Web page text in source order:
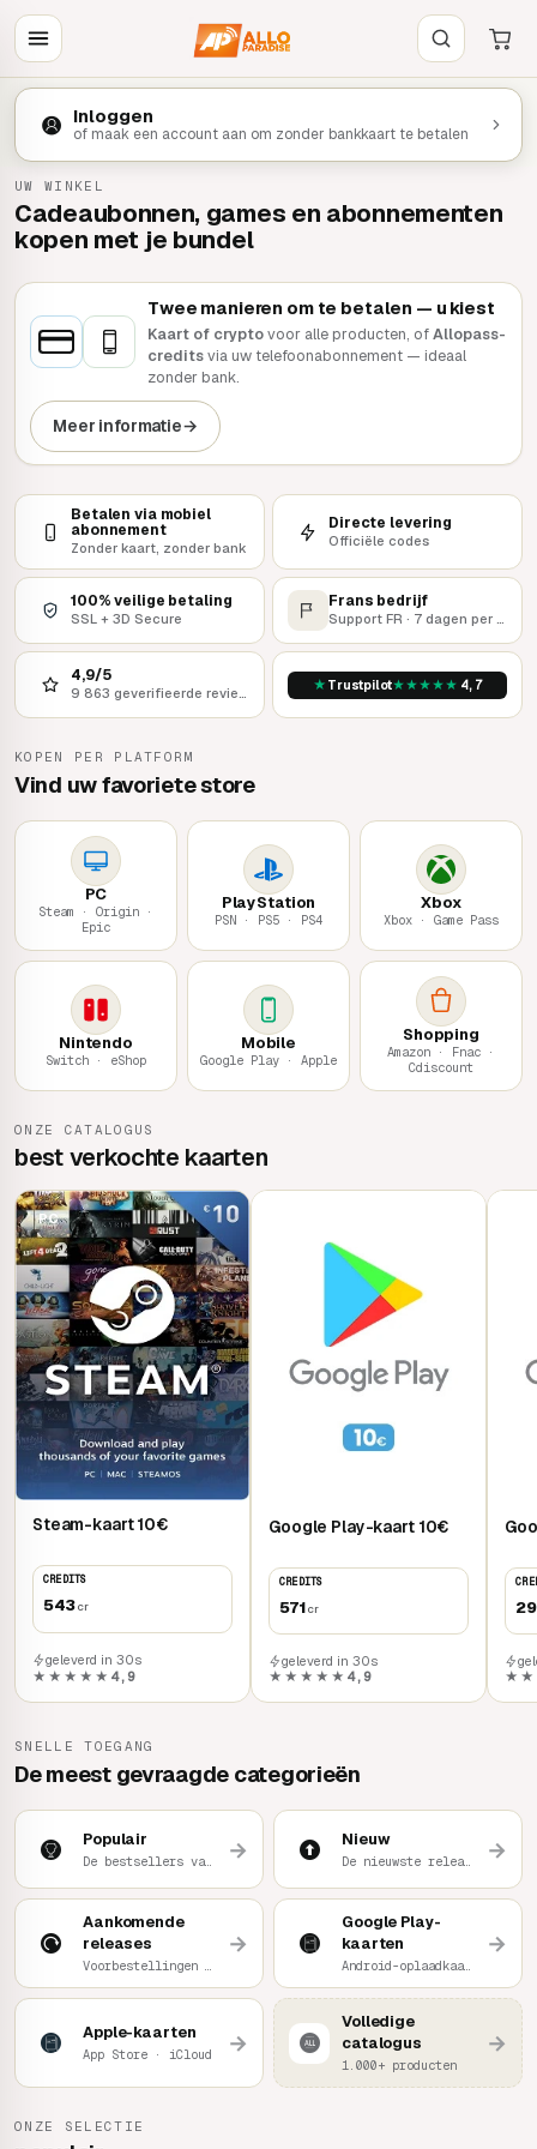
Inloggen
of maak een account aan om zonder bankkaart te betalen
UW WINKEL
Cadeaubonnen, games en abonnementen
kopen met je bundel
Twee manieren om te betalen — u kiest
Kaart of cryptovoor alle producten, ofAllopass-
creditsvia uw telefoonabonnement — ideaal
zonder bank.
Meer informatie→
Betalen via mobiel
abonnement
Zonder kaart, zonder bank
Directe levering
Officiële codes
100% veilige betaling
SSL + 3D Secure
Frans bedrijf
Support FR · 7 dagen per week
4,9/5
9 863 geverifieerde reviews
★ Trustpilot★★★★★ 4,7
KOPEN PER PLATFORM
Vind uw favoriete store
PC
Steam · Origin ·
Epic
PlayStation
PSN · PS5 · PS4
Xbox
Xbox · Game Pass
Nintendo
Switch · eShop
Mobile
Google Play · Apple
Shopping
Amazon · Fnac ·
Cdiscount
ONZE CATALOGUS
best verkochte kaarten
PC
Steam-kaart 10€
CREDITS
543cr
geleverd in 30s
★★★★★ 4,9
Google Play-kaart 10€
CREDITS
571cr
geleverd in 30s
★★★★★ 4,9
SNELLE TOEGANG
De meest gevraagde categorieën
Populair → Nieuw →
Aankomende
releases
Voorbestellingen & to-watch
→
Google Play-
kaarten
Android-oplaadkaart
→
Apple-kaarten
App Store · iCloud →
Volledige
catalogus
1.000+ producten
→
ONZE SELECTIE